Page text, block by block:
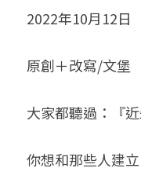
站長精選
臉書生活
陽宅視頻
線上直播
八字進階班
八字中階班
《十神高階實
科學八字推理
科學八字推理1
科學八字推理2
與我預約
批命預約
登錄/註冊
搜索
2022年10月12日
原創＋改寫/文堡
大家都聽過：『
你想和那些人建
八字線上批命
小兒命名